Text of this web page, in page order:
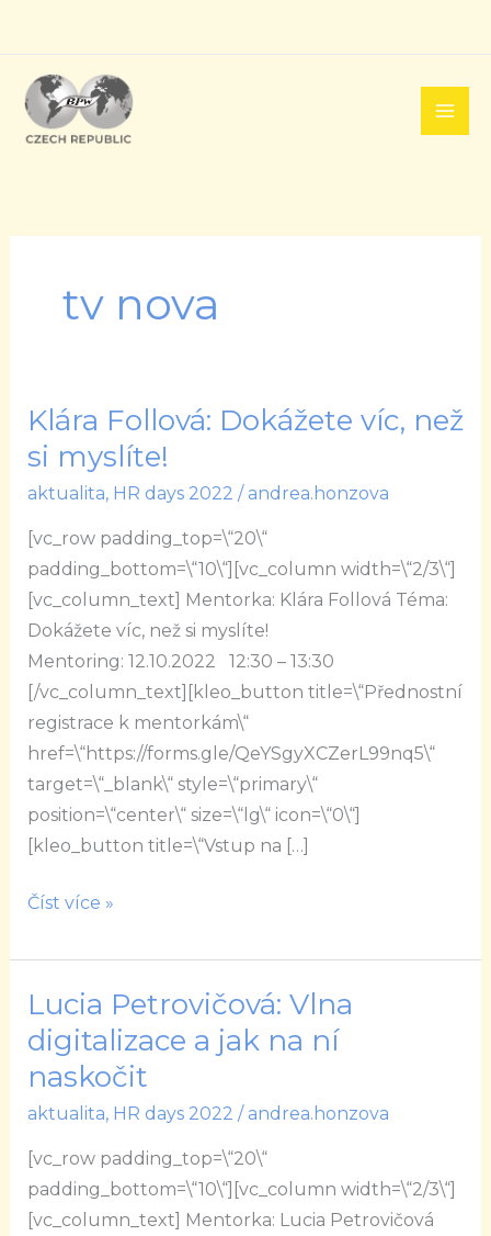
obsah
tv nova
Klára Follová: Dokážete víc, než
si myslíte!
aktualita, HR days 2022 / andrea.honzova
[vc_row padding_top=\“20\“
padding_bottom=\“10\“][vc_column width=\“2/3\“]
[vc_column_text] Mentorka: Klára Follová Téma:
Dokážete víc, než si myslíte!
Mentoring: 12.10.2022 12:30 – 13:30
[/vc_column_text][kleo_button title=\“Přednostní
registrace k mentorkám\“
href=\“https://forms.gle/QeYSgyXCZerL99nq5\“
target=\“_blank\“ style=\“primary\“
position=\“center\“ size=\“lg\“ icon=\“0\“]
[kleo_button title=\“Vstup na […]
Klára
Follová:
Dokážete
než
si
myslíte!
Číst více »
Lucia Petrovičová: Vlna
digitalizace a jak na ní
naskočit
aktualita, HR days 2022 / andrea.honzova
[vc_row padding_top=\“20\“
padding_bottom=\“10\“][vc_column width=\“2/3\“]
[vc_column_text] Mentorka: Lucia Petrovičová
Lucia
Petrovičová:
Vlna
digitalizace
a
jak
na
ní